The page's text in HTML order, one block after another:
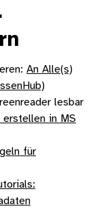
An Alle(s)
lesbar
in MS
für